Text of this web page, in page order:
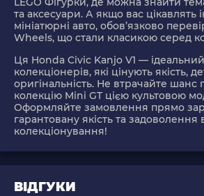
та аксесуари. А якщо вас цікавлять
мініатюрні авто, обов’язково
Wheels, що стали класикою серед
Ця Honda Civic Kanjo V1 —
колекціонерів, які цінують якість,
оригінальність. Не втрачайте шанс
колекцію Mini GT цією культовою
Оформляйте замовлення прямо
гарантовану якість та задоволення
колекціонування!
ВІДГУКИ